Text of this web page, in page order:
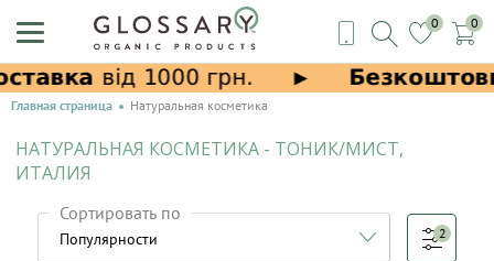
0 0
Главная страница Натуральная косметика
НАТУРАЛЬНАЯ КОСМЕТИКА - ТОНИК/МИСТ,
ИТАЛИЯ
Сортировать по
2